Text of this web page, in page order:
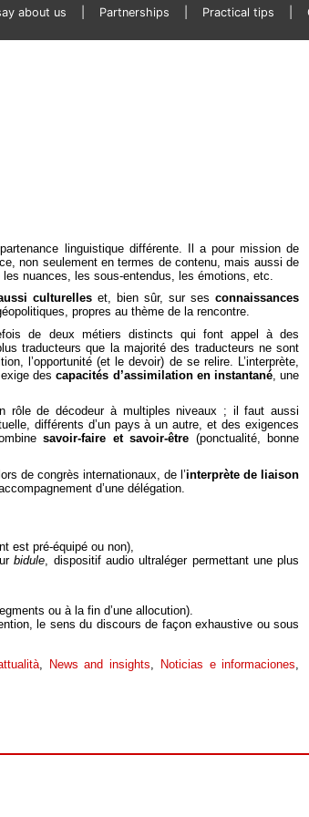
about us Partnerships Practical tips
linguistique différente. Il a pour mission de
non seulement en termes de contenu, mais aussi de
nuances, les sous-entendus, les émotions, etc.
culturelleset, bien sûr, sur sesconnaissances
propres au thème de la rencontre.
de deux métiers distincts qui font appel à des
traducteurs que la majorité des traducteurs ne sont
l’opportunité (et le devoir) de se relire. L’interprète,
exige descapacités d’assimilation en instantané, une
rôle de décodeur à multiples niveaux ; il faut aussi
différents d’un pays à un autre, et des exigences
savoir-faire et savoir-être (ponctualité, bonne
de congrès internationaux, de l’interprète de liaison
d’une délégation.
est pré-équipé ou non),
bidule, dispositif audio ultraléger permettant une plus
ou à la fin d’une allocution).
le sens du discours de façon exhaustive ou sous
, News and insights, Noticias e informaciones,